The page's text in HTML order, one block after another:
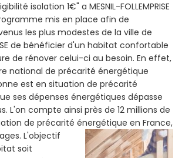
isolation 1€" a MESNIL-FOLLEMPRISE
mis en place afin de
les plus modestes de la ville de
de bénéficier d'un habitat confortable
de rénover celui-ci au besoin. En effet,
national de précarité énergétique
est en situation de précarité
ses dépenses énergétiques dépasse
L'on compte ainsi près de 12 millions de
de précarité énergétique en France,
L'objectif
soit